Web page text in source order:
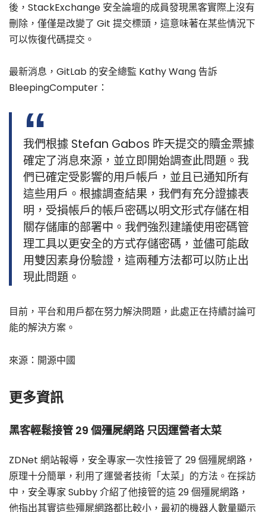
後，StackExchange 安全論壇的成員發現黑客實際上沒有
刪除，僅僅是改變了 Git 提交標頭，這意味著在某些情況下
可以恢復代碼提交。
最新消息，GitLab 的安全總監 Kathy Wang 告訴
BleepingComputer：
我們根據 Stefan Gabos 昨天提交的贖金票據
確定了消息來源，並立即開始調查此問題。我
們已確定受影響的用戶帳戶，並且已通知所有
這些用戶。根據調查結果，我們有充分證據表
明，受損帳戶的帳戶密碼以明文形式存儲在相
關存儲庫的部署中。我們強烈建議使用密碼管
理工具以更安全的方式存儲密碼，並儘可能啟
用雙因素身份驗證，這兩種方法都可以防止出
現此問題。
目前，平台和用戶都在努力解決問題，此處正在持續討論可
能的解決方案。
來源：開源中國
更多資訊
黑客輕鬆接管 29 個殭屍網路 只因運營者太菜
ZDNet 網站報導，安全專家一次性接管了 29 個殭屍網路，
原理十分簡單，利用了運營者技術「太菜」的方法。在採訪
中，安全專家 Subby 介紹了他接管的這 29 個殭屍網路，
他指出其實這些殭屍網路都比較小，最初的機器人數量顯示